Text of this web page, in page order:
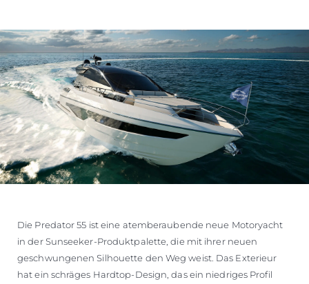
Die Predator 55 ist eine atemberaubende neue Motoryacht
in der Sunseeker-Produktpalette, die mit ihrer neuen
geschwungenen Silhouette den Weg weist. Das Exterieur
hat ein schräges Hardtop-Design, das ein niedriges Profil